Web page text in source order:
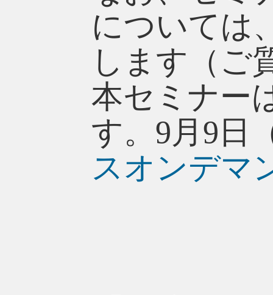
については
します（ご
本セミナー
す。9月9日
スオンデマ